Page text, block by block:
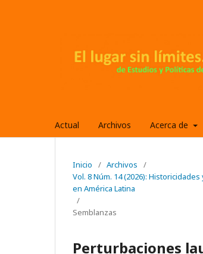
Actual Archivos Acerca de
Inicio / Archivos
/
Vol. 8 Núm. 14 (2026):
en América Latina
/
Semblanzas
Perturbaciones